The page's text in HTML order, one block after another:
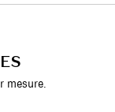
mesure.